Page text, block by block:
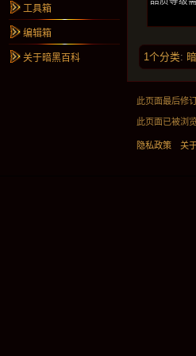
1个分类:
工具箱
编辑箱
关于暗黑百科
此页面最后修
此页面已被浏
隐私政策 关